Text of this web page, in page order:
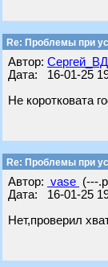
Re: Проблемы при
Автор: Сергей_ВД
Дата: 16-01-25
Не коротковата
Re: Проблемы при
Автор: vase (---
Дата: 16-01-25
Нет,проверил